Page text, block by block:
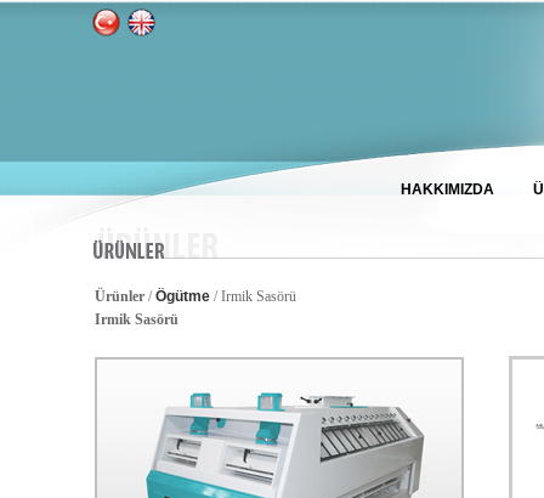
HAKKIMIZDA
Ürünler /Ögütme / Irmik Sasörü
Irmik Sasörü